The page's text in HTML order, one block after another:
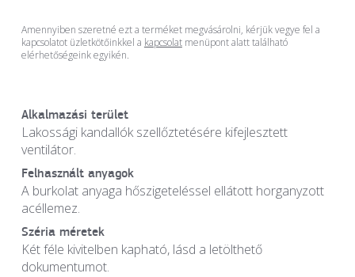
Amennyiben szeretné ezt a terméket megvásárolni, kérjük vegye fel a
kapcsolatot üzletkötőinkkel a kapcsolatmenüpont alatt található
elérhetőségeink egyikén.
Alkalmazási terület
Lakossági kandallók szellőztetésére kifejlesztett
ventilátor.
Felhasznált anyagok
A burkolat anyaga hőszigeteléssel ellátott horganyzott
acéllemez.
Széria méretek
Két féle kivitelben kapható, lásd a letölthető
dokumentumot.